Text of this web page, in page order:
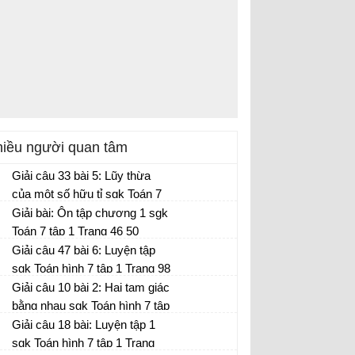
người quan tâm
Giải câu 33 bài 5: Lũy thừa
của một số hữu tỉ sgk Toán 7
tập 1 Trang 20
Giải bài: Ôn tập chương 1 sgk
Toán 7 tập 1 Trang 46 50
Giải câu 47 bài 6: Luyện tập
sgk Toán hình 7 tập 1 Trang 98
Giải câu 10 bài 2: Hai tam giác
bằng nhau sgk Toán hình 7 tập
1 Trang 111
Giải câu 18 bài: Luyện tập 1
sgk Toán hình 7 tập 1 Trang